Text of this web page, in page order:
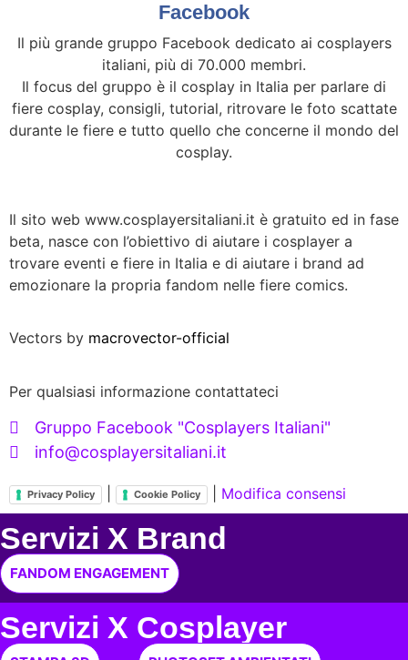
Facebook
Il più grande gruppo Facebook dedicato ai cosplayers
italiani, più di 70.000 membri.
Il focus del gruppo è il cosplay in Italia per parlare di
fiere cosplay, consigli, tutorial, ritrovare le foto scattate
durante le fiere e tutto quello che concerne il mondo del
cosplay.
Il sito web www.cosplayersitaliani.it è gratuito ed in fase
beta, nasce con l’obiettivo di aiutare i cosplayer a
trovare eventi e fiere in Italia e di aiutare i brand ad
emozionare la propria fandom nelle fiere comics.
Vectors by macrovector-official
Per qualsiasi informazione contattateci
Gruppo Facebook "Cosplayers Italiani"
info@cosplayersitaliani.it
Privacy Policy Cookie Policy Modifica consensi
Servizi X Brand
FANDOM ENGAGEMENT
Servizi X Cosplayer